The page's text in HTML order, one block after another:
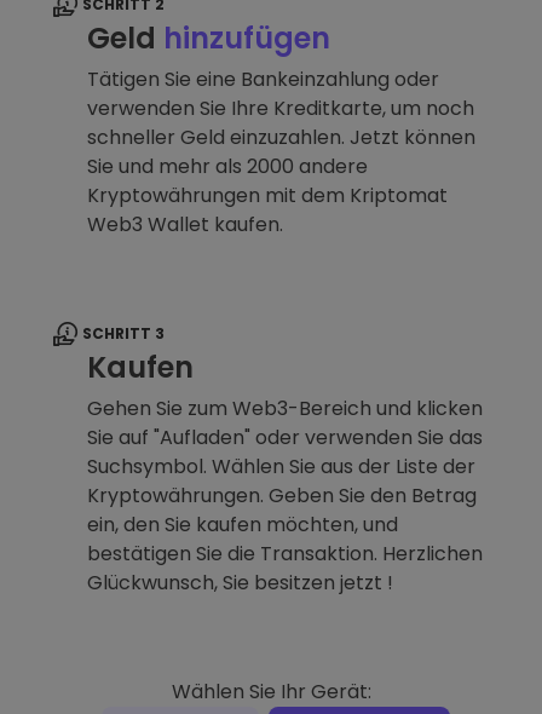
SCHRITT 2
Geld hinzufügen
Tätigen Sie eine Bankeinzahlung oder
verwenden Sie Ihre Kreditkarte, um noch
schneller Geld einzuzahlen. Jetzt können
Sie und mehr als 2000 andere
Kryptowährungen mit dem Kriptomat
Web3 Wallet kaufen.
SCHRITT 3
Kaufen
Gehen Sie zum Web3-Bereich und klicken
Sie auf "Aufladen" oder verwenden Sie das
Suchsymbol. Wählen Sie aus der Liste der
Kryptowährungen. Geben Sie den Betrag
ein, den Sie kaufen möchten, und
bestätigen Sie die Transaktion. Herzlichen
Glückwunsch, Sie besitzen jetzt !
Wählen Sie Ihr Gerät: